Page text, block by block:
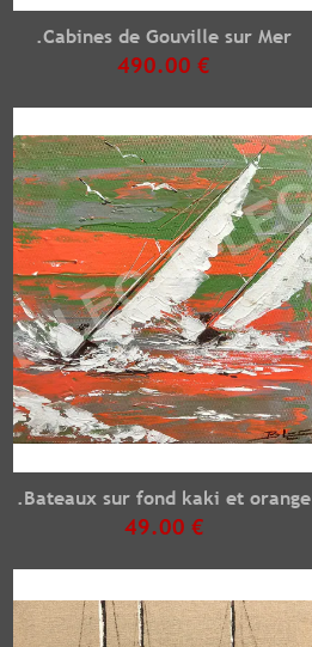
.Cabines de Gouville sur Mer
490.00 €
.Bateaux sur fond kaki et orange
49.00 €